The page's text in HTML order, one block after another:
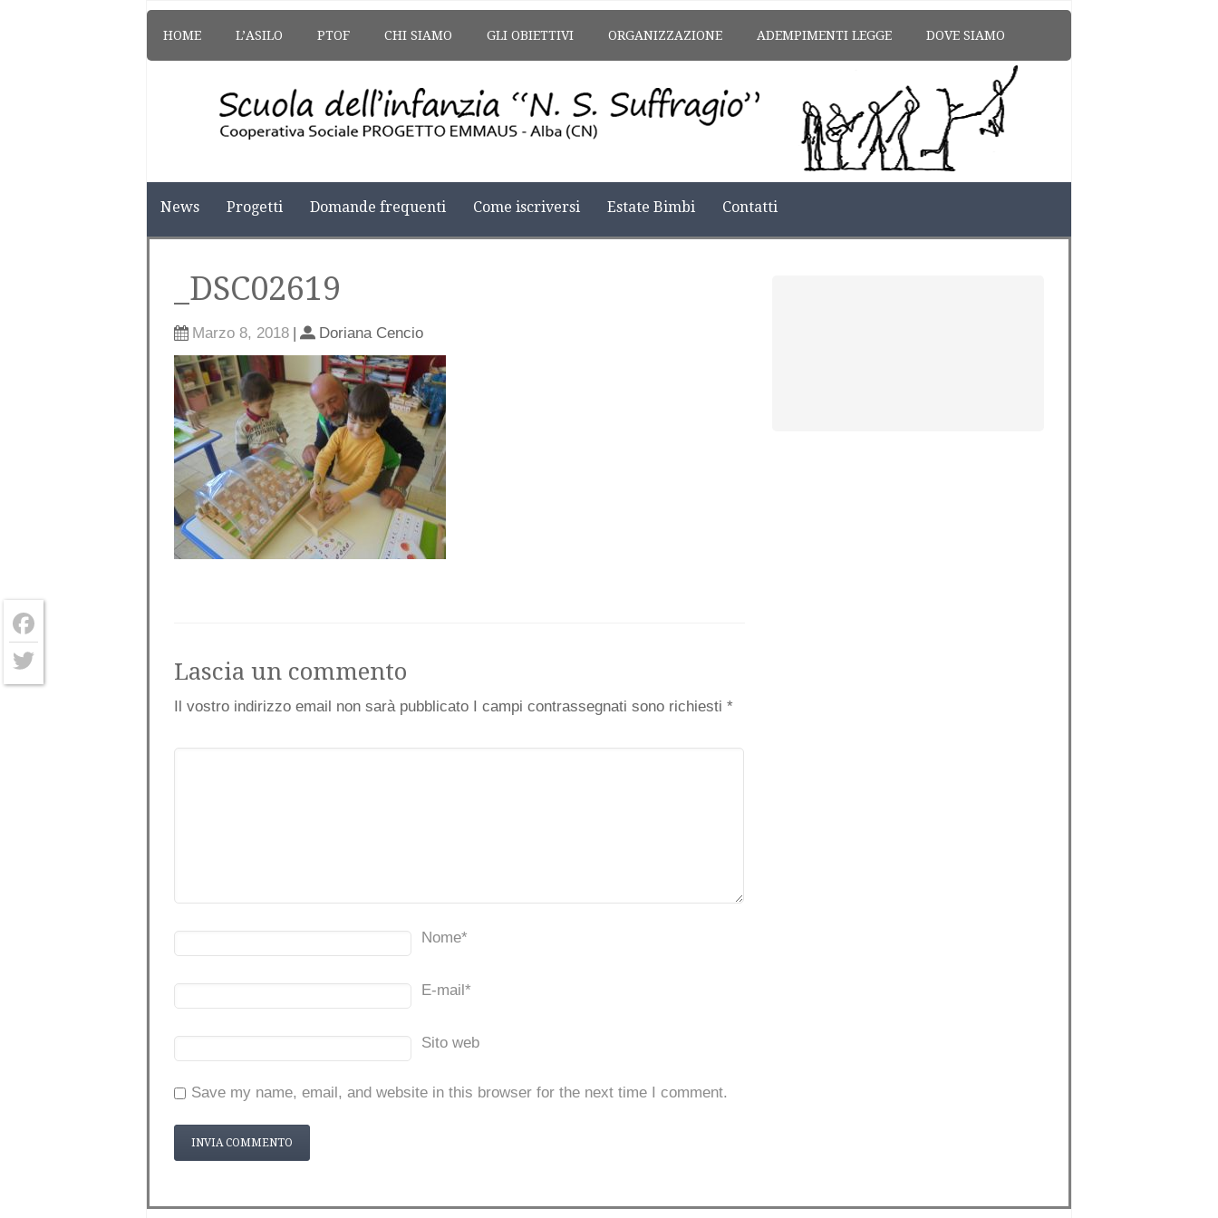
HOME L’ASILO PTOF CHI SIAMO GLI OBIETTIVI ORGANIZZAZIONE ADEMPIMENTI LEGGE DOVE SIAMO
News Progetti Domande frequenti Come iscriversi Estate Bimbi Contatti
_DSC02619
Marzo 8, 2018 | Doriana Cencio
Lascia un commento
Il vostro indirizzo email non sarà pubblicato I campi contrassegnati sono richiesti *
Nome*
E-mail *
Sito web
Save my name, email, and website in this browser for the next time I comment.
Facebook
Twitter